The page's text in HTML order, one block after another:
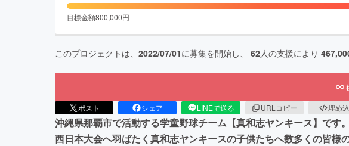
目標金額800,000円
このプロジェクトは、 2022/07/01に募集を開始し、 62人の支援により
ポスト シェア LINEで送る URLコピー 埋め
沖縄県那覇市で活動する学童野球チーム【真和志ヤンキース】で
西日本大会へ羽ばたく真和志ヤンキースの子供たちへ数多くの皆様